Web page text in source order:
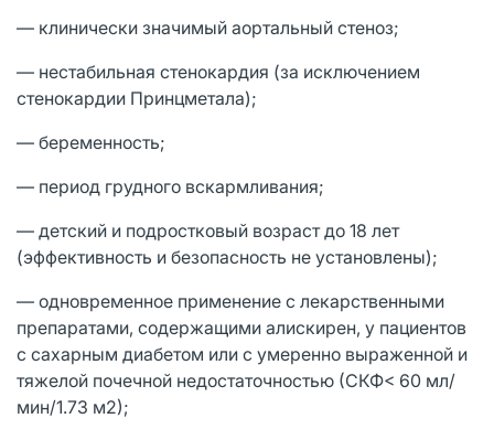
— клинически значимый аортальный стеноз;
— нестабильная стенокардия (за исключением
стенокардии Принцметала);
— беременность;
— период грудного вскармливания;
— детский и подростковый возраст до 18 лет
(эффективность и безопасность не установлены);
— одновременное применение с лекарственными
препаратами, содержащими алискирен, у пациентов
с сахарным диабетом или с умеренно выраженной и
тяжелой почечной недостаточностью (СКФ< 60 мл/
мин/1.73 м2);